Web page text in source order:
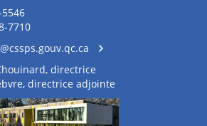
7710
directrice
directrice adjointe